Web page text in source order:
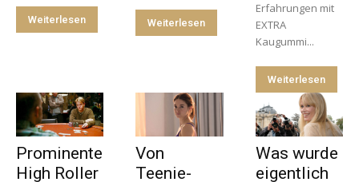
Weiterlesen Weiterlesen
Erfahrungen mit
EXTRA
Kaugummi...
Weiterlesen
Prominente
High Roller
Von
Teenie-
Was wurde
eigentlich